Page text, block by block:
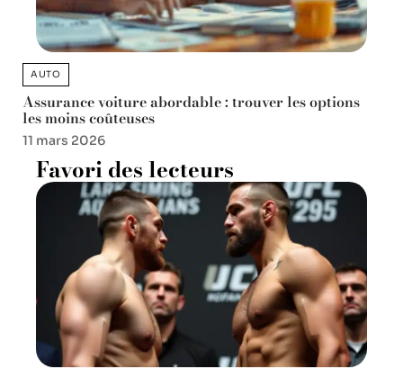
AUTO
Assurance voiture abordable : trouver les options
les moins coûteuses
11 mars 2026
Favori des lecteurs